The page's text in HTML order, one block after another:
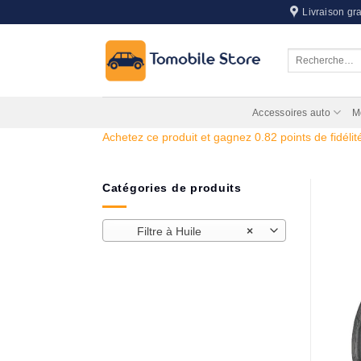
au
Livraison
Accessoires auto
Achetez ce produit et gagnez 0.82 points de
Catégories de produits
×
Filtre à Huile